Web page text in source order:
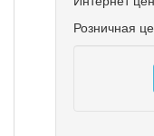
Розничная